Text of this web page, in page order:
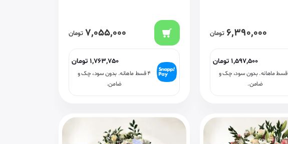
6,390,000 تومان
1,597,500 تومان
۴ قسط ماهانه. بدون سود، چک و
ضامن.
7,055,000 تومان
1,763,750 تومان
۴ قسط ماهانه. بدون سود، چک و
ضامن.